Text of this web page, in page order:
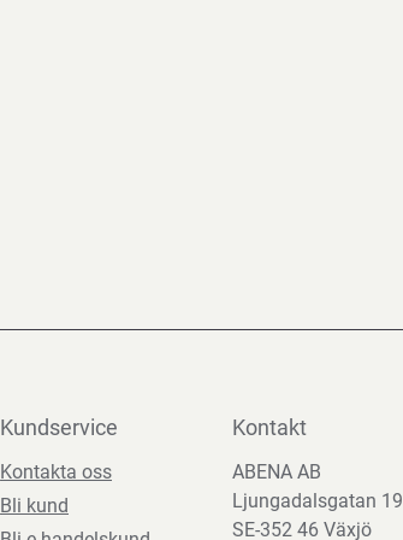
Kundservice
Kontakta oss
Bli kund
Kontakt
ABENA AB
Ljungadalsgatan 19
SE-352 46 Växjö